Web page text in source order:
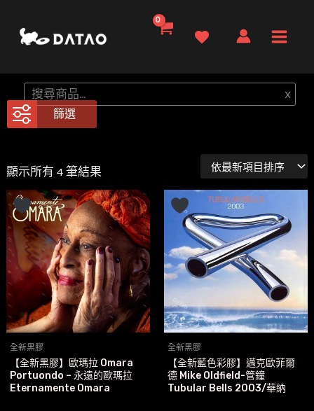
要
內
Menu
搜
尋
x
篩選
顯示所有 4 筆結果
新
項
目
排
序
全新黑膠
【全新黑膠】歐瑪拉 Omara
Portuondo – 永遠的歐瑪拉
Eternamente Omara
全新黑膠
【全新藍色彩膠】邁克歐菲爾
德 Mike Oldfield-管鐘
Tubular Bells 2003/華納